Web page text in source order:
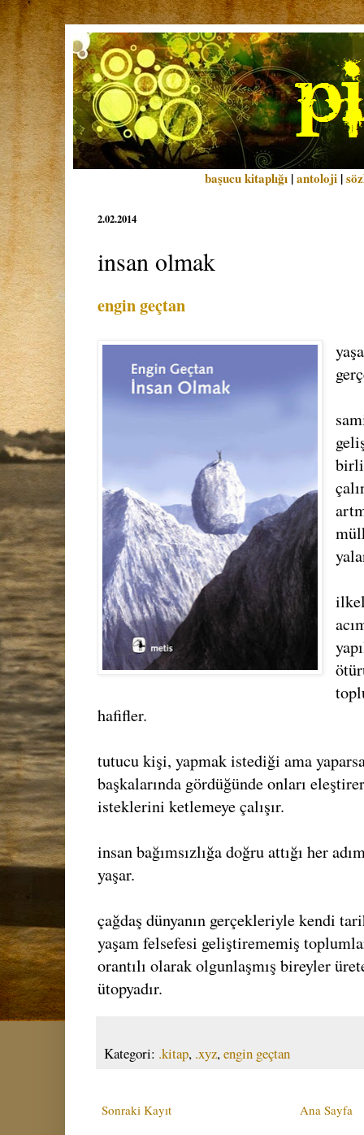
başucu kitaplığı |antoloji |
2.02.2014
insan olmak
engin geçtan
hafifler.
tutucu kişi, yapmak istediği ama
başkalarında gördüğünde onları
isteklerini ketlemeye çalışır.
insan bağımsızlığa doğru attığı her
yaşar.
çağdaş dünyanın gerçekleriyle kendi
yaşam felsefesi geliştirememiş
orantılı olarak olgunlaşmış bireyler
ütopyadır.
Kategori: .kitap, .xyz,engin geçtan
Sonraki Kayıt Ana Sayfa